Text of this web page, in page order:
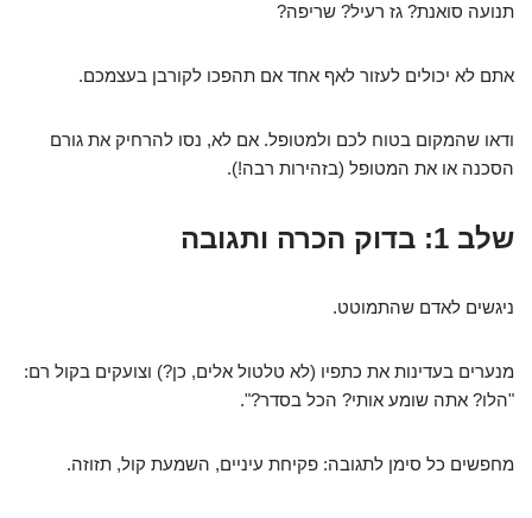
תנועה סואנת? גז רעיל? שריפה?
אתם לא יכולים לעזור לאף אחד אם תהפכו לקורבן בעצמכם.
ודאו שהמקום בטוח לכם ולמטופל. אם לא, נסו להרחיק את גורם
הסכנה או את המטופל (בזהירות רבה!).
שלב 1: בדוק הכרה ותגובה
ניגשים לאדם שהתמוטט.
מנערים בעדינות את כתפיו (לא טלטול אלים, כן?) וצועקים בקול רם:
"הלו? אתה שומע אותי? הכל בסדר?".
מחפשים כל סימן לתגובה: פקיחת עיניים, השמעת קול, תזוזה.